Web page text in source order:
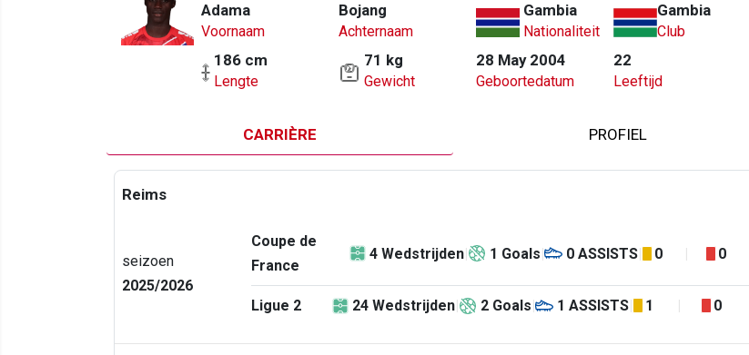
Adama
Voornaam
Bojang
Achternaam
Gambia
Nationaliteit
Gambia
Club
186 cm
Lengte
71 kg
Gewicht
28 May 2004
Geboortedatum
22
Leeftijd
CARRIÈRE PROFIEL
Reims
seizoen
2025/2026
Coupe de
France
4 Wedstrijden 1 Goals 0 ASSISTS 0 0
Ligue 2 24 Wedstrijden 2 Goals 1 ASSISTS 1 0